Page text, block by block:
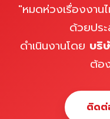
"หมดห่วงเรื่องงาน
ด้วยปร
ดำเนินงานโดย บริ
ต้อ
ติดต่